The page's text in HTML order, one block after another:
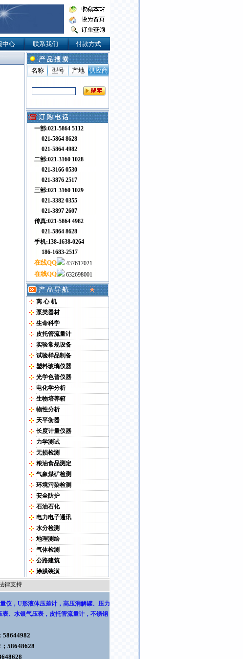
中心 联系我们 付款方式
名称 型号 产地 供应商
一部:021-5864 5112
021-5864 8628
021-5864 4982
二部:021-3160 1028
021-3166 0530
021-3876 2517
三部:021-3160 1029
021-3382 0355
021-3897 2607
传真:021-5864 4982
021-5864 8628
手机:138-1638-0264
186-1683-2517
在线QQ 437617021
在线QQ 632698001
离 心 机
泵类器材
生命科学
皮托管流量计
实验常规设备
试验样品制备
塑料玻璃仪器
光学色普仪器
电化学分析
生物培养箱
物性分析
天平衡器
长度计量仪器
力学测试
无损检测
粮油食品测定
气象煤矿检测
环境污染检测
安全防护
石油石化
电力电子通讯
水分检测
地理测绘
气体检测
公路建筑
涂膜装潢
律支持
仪 ， U形液体压差计 ， 高压消解罐、压力
表、 水银气压表 ， 皮托管流量计，不锈钢
58644982
58648628